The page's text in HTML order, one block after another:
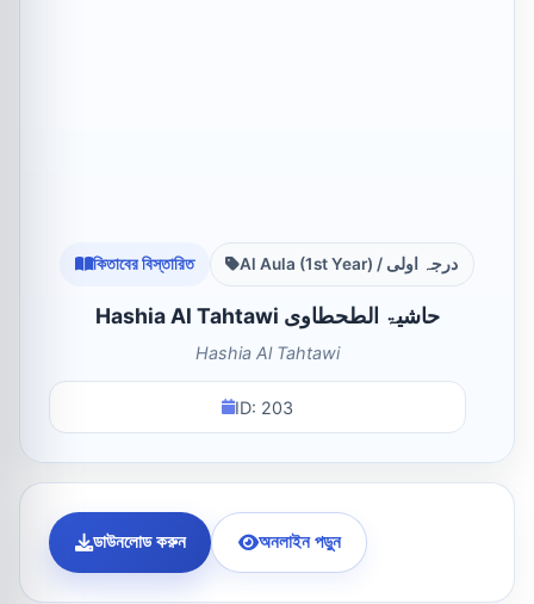
কিতাবের বিস্তারিত Al Aula (1st Year) / درجہ اولی
Hashia Al Tahtawi حاشیۃ الطحطاوی
Hashia Al Tahtawi
ID: 203
ডাউনলোড করুন অনলাইন পড়ুন